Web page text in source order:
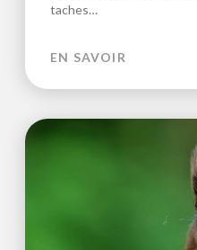
taches…
EN SAVOIR